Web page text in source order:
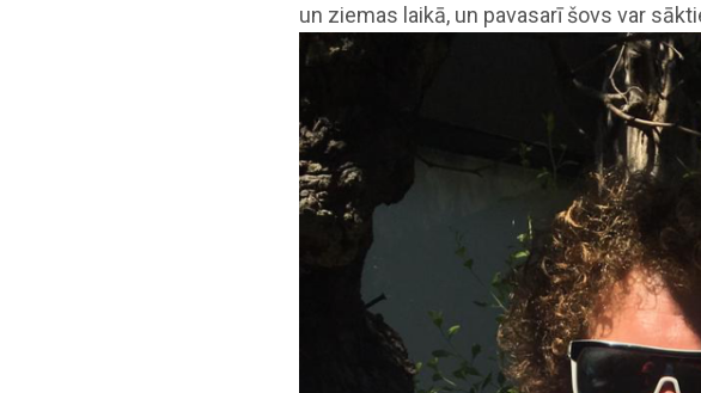
un ziemas laikā, un pavasarī šovs var